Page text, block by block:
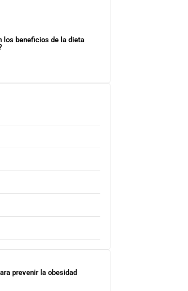
los beneficios de la dieta
prevenir la obesidad